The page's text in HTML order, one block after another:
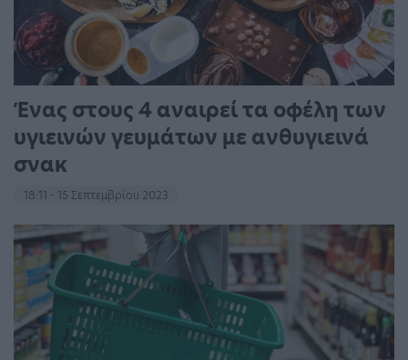
Ένας στους 4 αναιρεί τα οφέλη των
υγιεινών γευμάτων με ανθυγιεινά
σνακ
18:11 - 15 Σεπτεμβρίου 2023